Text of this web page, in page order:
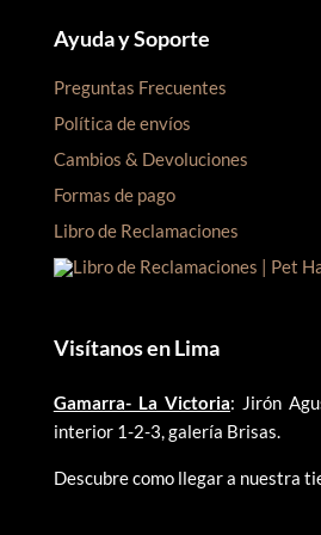
Ayuda y Soporte
Preguntas Frecuentes
Política de envíos
Cambios & Devoluciones
Formas de pago
Libro de Reclamaciones
Visítanos en Lima
Gamarra- La Victoria: Jirón
interior 1-2-3, galería Brisas.
Descubre como llegar a nuestra